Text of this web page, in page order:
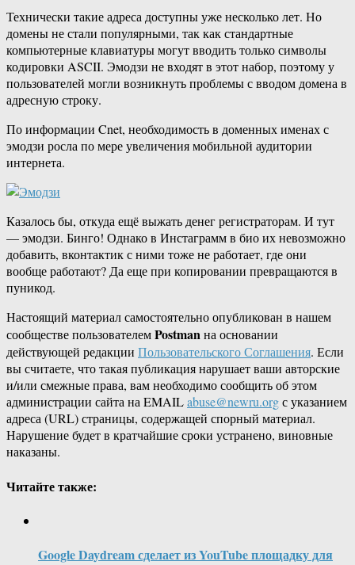
Технически такие адреса доступны уже несколько лет. Но
домены не стали популярными, так как стандартные
компьютерные клавиатуры могут вводить только символы
кодировки ASCII. Эмодзи не входят в этот набор, поэтому у
пользователей могли возникнуть проблемы с вводом домена в
адресную строку.
По информации Cnet, необходимость в доменных именах с
эмодзи росла по мере увеличения мобильной аудитории
интернета.
Казалось бы, откуда ещё выжать денег регистраторам. И тут
— эмодзи. Бинго! Однако в Инстаграмм в био их невозможно
добавить, вконтактик с ними тоже не работает, где они
вообще работают? Да еще при копировании превращаются в
пуникод.
Настоящий материал самостоятельно опубликован в нашем
сообществе пользователемPostmanна основании
действующей редакции Пользовательского Соглашения. Если
вы считаете, что такая публикация нарушает ваши авторские
и/или смежные права, вам необходимо сообщить об этом
администрации сайта на EMAILabuse@newru.orgс указанием
адреса (URL) страницы, содержащей спорный материал.
Нарушение будет в кратчайшие сроки устранено, виновные
наказаны.
Читайте также:
Google Daydream сделает из YouTube площадку для